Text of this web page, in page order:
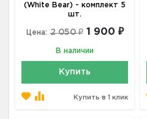
(White Bear) - комплект 5
шт.
Цена: 2 050 ₽ 1 900 ₽
В наличии
Купить
Купить в 1 клик